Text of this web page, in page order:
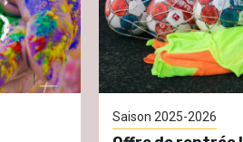
Saison 2025-2026